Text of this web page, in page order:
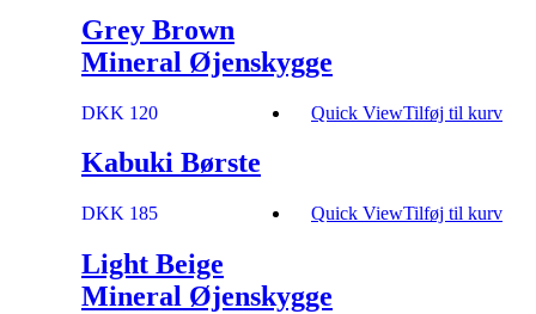
Grey Brown
Mineral Øjenskygge
DKK 120 Tilføj til kurv
Quick View
Kabuki Børste
DKK 185 Tilføj til kurv
Quick View
Light Beige
Mineral Øjenskygge